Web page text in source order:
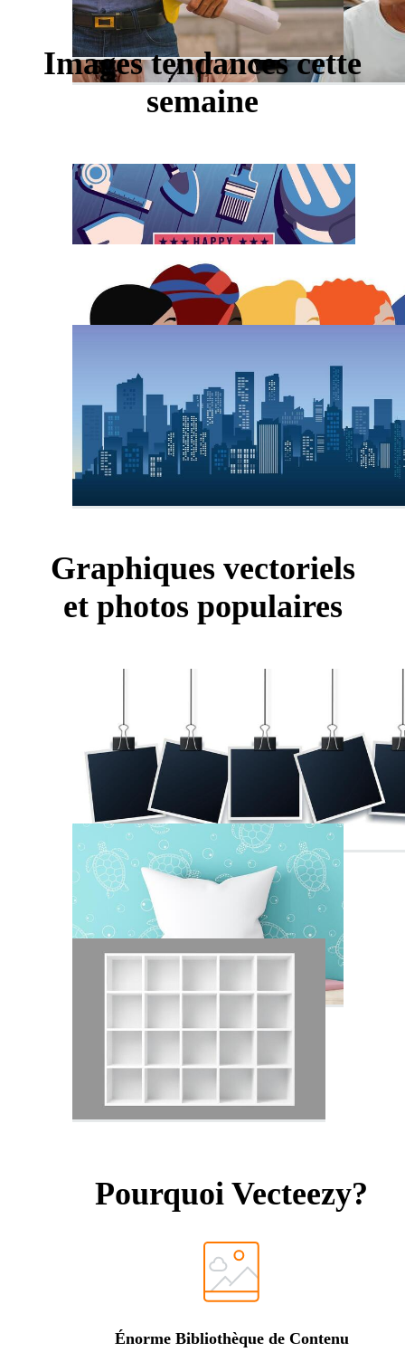
Images tendances cette
semaine
Graphiques vectoriels
et photos populaires
Pourquoi Vecteezy?
Énorme Bibliothèque de Contenu